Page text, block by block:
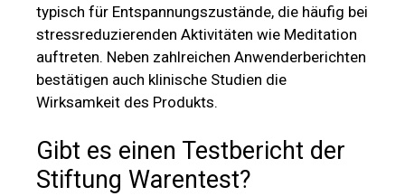
typisch für Entspannungszustände, die häufig bei
stressreduzierenden Aktivitäten wie Meditation
auftreten. Neben zahlreichen Anwenderberichten
bestätigen auch klinische Studien die
Wirksamkeit des Produkts.
Gibt es einen Testbericht der
Stiftung Warentest?